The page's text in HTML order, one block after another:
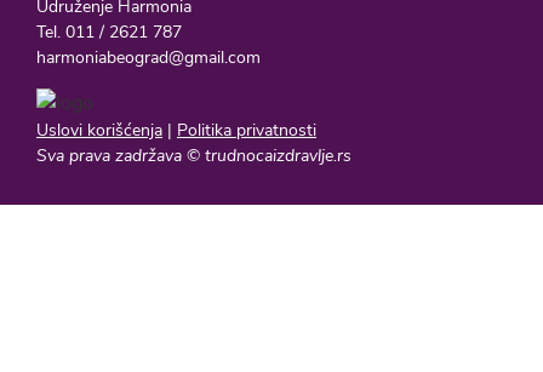
Udruženje Harmonia
Tel. 011 / 2621 787
harmoniabeograd@gmail.com
Uslovi korišćenja | Politika privatnosti
Sva prava zadržava © trudnocaizdravlje.rs